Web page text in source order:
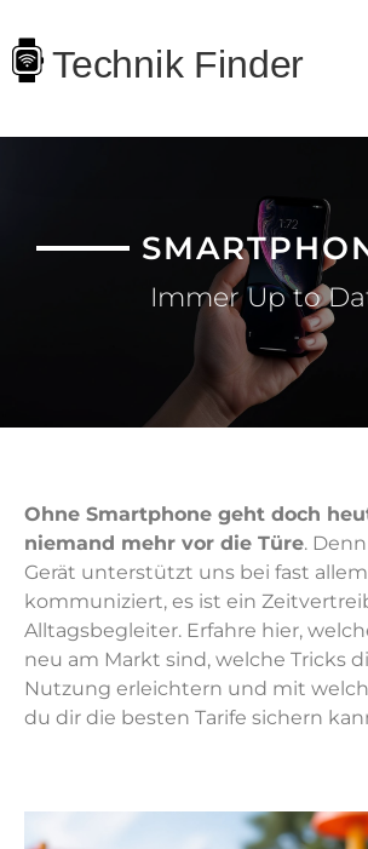
Immer Up to
Ohne Smartphone geht doch
niemand mehr vor die Türe.
Gerät unterstützt uns bei fast
kommuniziert, es ist ein
Alltagsbegleiter. Erfahre hier,
neu am Markt sind, welche Tricks
Nutzung erleichtern und mit
du dir die besten Tarife sichern